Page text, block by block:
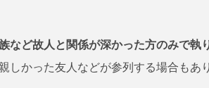
族など故人と関係が深かった方のみで執
かった友人などが参列する場合もあ